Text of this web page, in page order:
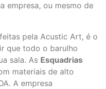
empresa, ou mesmo de
pela Acustic Art, é o
que todo o barulho
sala. As Esquadrias
materiais de alto
A empresa